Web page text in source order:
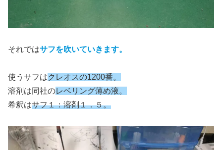
それではサフを吹いていきます。
使うサフはクレオスの1200番。
溶剤は同社のレベリング薄め液。
希釈はサフ１：溶剤１．５。